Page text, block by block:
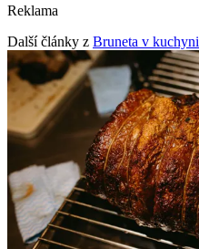
Reklama
Další články z Bruneta v kuchyni